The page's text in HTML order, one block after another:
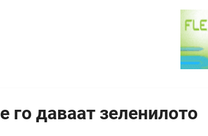
го даваат зеленилото